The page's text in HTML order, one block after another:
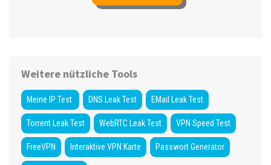
Weitere nützliche Tools
Meine IP Test DNS Leak Test EMail Leak Test
Torrent Leak Test WebRTC Leak Test VPN Speed Test
FreeVPN Interaktive VPN Karte Passwort Generator